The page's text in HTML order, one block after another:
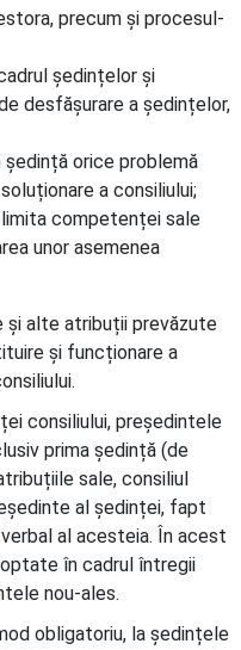
precum și procesul-
ședințelor și
desfășurare a ședințelor,
ședință orice problemă
a consiliului;
limita competenței sale
unor asemenea
și alte atribuții prevăzute
și funcționare a
consiliului, președintele
prima ședință (de
sale, consiliul
al ședinței, fapt
al acesteia. În acest
în cadrul întregii
nou-ales.
obligatoriu, la ședințele